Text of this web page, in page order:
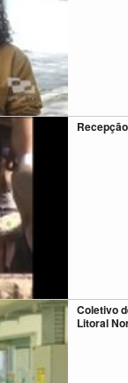
Coletivo
Litoral